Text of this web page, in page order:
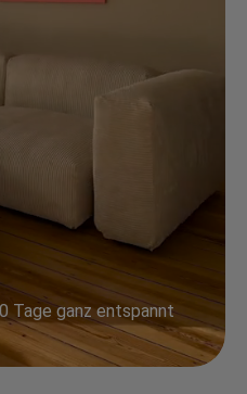
Tage ganz entspannt